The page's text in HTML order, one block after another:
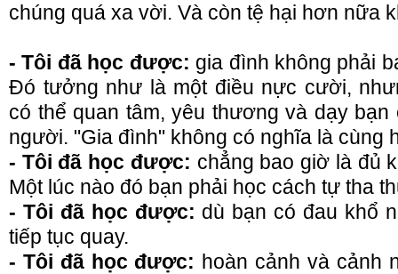
chúng quá xa vời. Và còn tệ hại hơn nữa
- Tôi đã học được: gia đình không phải
Đó tưởng như là một điều nực cười,
có thể quan tâm, yêu thương và dạy
người. "Gia đình" không có nghĩa là cùng
- Tôi đã học được: chẳng bao giờ là đủ
Một lúc nào đó bạn phải học cách tự tha
- Tôi đã học được: dù bạn có đau khổ
tiếp tục quay.
- Tôi đã học được: hoàn cảnh và cảnh